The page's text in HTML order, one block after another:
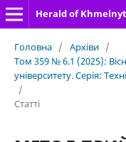
Головна / Архіви /
Том 359 № 6.1 (2025):
університету. Серія:
/
Статті